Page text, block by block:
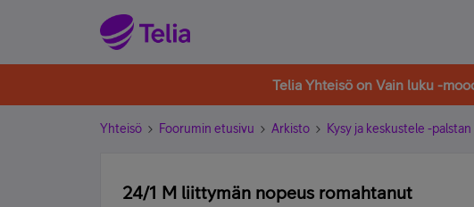
Telia Yhteisö on Vain luku -
Yhteisö Foorumin etusivu Arkisto Kysy ja keskustele -
24/1 M liittymän nopeus romahtanut